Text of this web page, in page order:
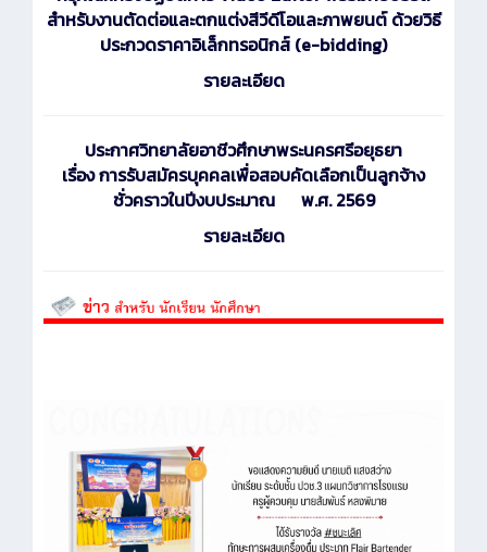
สำหรับงานตัดต่อและตกแต่งสีวีดีโอและภาพยนต์ ด้วยวิธี
ประกวดราคาอิเล็กทรอนิกส์ (e-bidding)
รายละเอียด
ประกาศวิทยาลัยอาชีวศึกษาพระนครศรีอยุธยา
เรื่อง การรับสมัครบุคคลเพื่อสอบคัดเลือกเป็นลูกจ้าง
ชั่วคราวในปีงบประมาณ พ.ศ. 2569
รายละเอียด